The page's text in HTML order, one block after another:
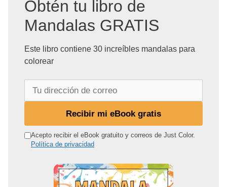
Obtén tu libro de
Mandalas GRATIS
Este libro contiene 30 increíbles mandalas para
colorear
r
Recibir mi eBook gratis
Acepto recibir el eBook gratuito y correos de Just Color.
Política de privacidad